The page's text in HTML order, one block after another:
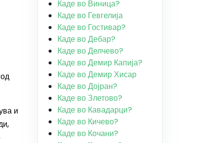
и
Каде во Виница?
Каде во Гевгелија
Каде во Гостивар?
Каде во Дебар?
Каде во Делчево?
Каде во Демир Капија?
Каде во Демир Хисар
Каде во Дојран?
Каде во Злетово?
Каде во Кавадарци?
Каде во Кичево?
Каде во Кочани?